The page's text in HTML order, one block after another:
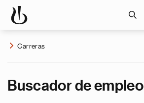
Carreras
Buscador de empleo